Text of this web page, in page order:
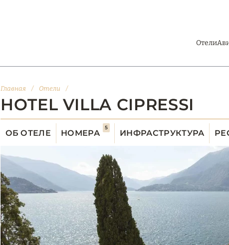
Отели
Главная / Отели /
HOTEL VILLA CIPRESSI
ОБ ОТЕЛЕ НОМЕРА
5
ИНФРАСТРУКТУРА